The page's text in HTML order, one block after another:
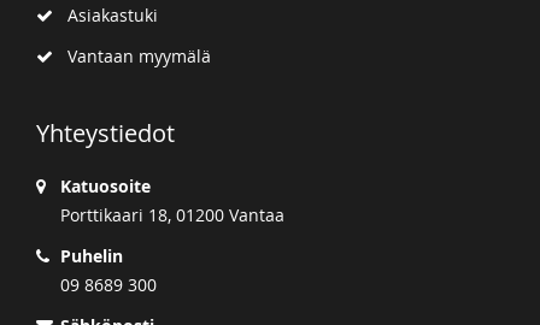
Asiakastuki
Vantaan myymälä
Yhteystiedot
Katuosoite
Porttikaari 18, 01200 Vantaa
Puhelin
09 8689 300